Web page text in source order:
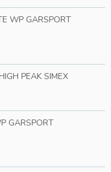
WP GARSPORT
PEAK SIMEX
GARSPORT